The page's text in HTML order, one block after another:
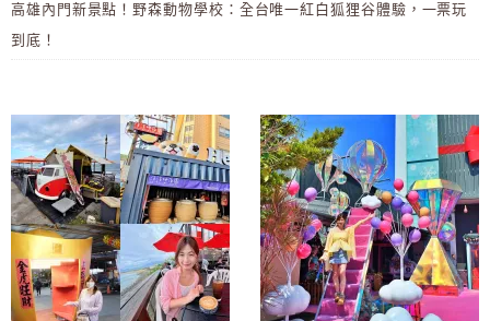
高雄內門新景點！野森動物學校：全台唯一紅白狐狸谷體驗，一票玩
到底！